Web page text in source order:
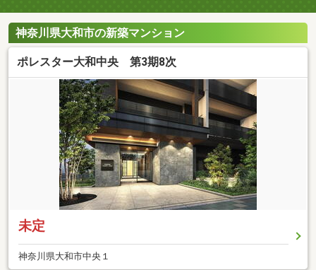
神奈川県大和市の新築マンション
ポレスター大和中央 第3期8次
未定
神奈川県大和市中央１